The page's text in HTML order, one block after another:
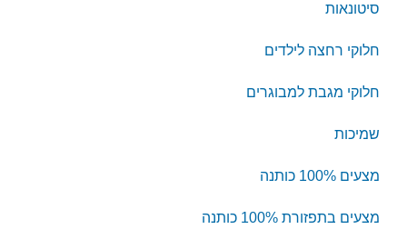
סיטונאות
חלוקי רחצה לילדים
חלוקי מגבת למבוגרים
שמיכות
מצעים 100% כותנה
מצעים בתפזורת 100% כותנה